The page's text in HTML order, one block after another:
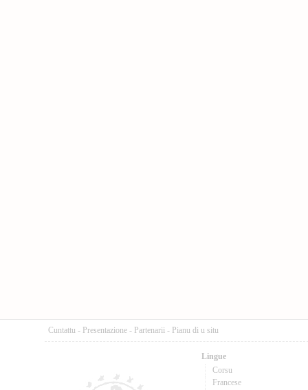
Cuntattu - Presentazione - Partenarii - Pianu di u situ
Lingue
Corsu
Francese